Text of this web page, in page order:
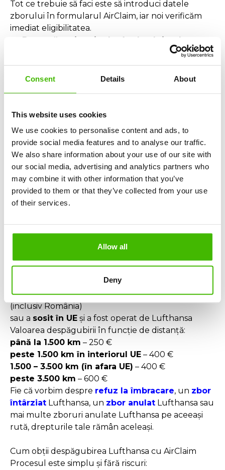
Consent Details About
This website uses cookies
We use cookies to personalise content and ads, to
provide social media features and to analyse our traffic.
We also share information about your use of our site with
our social media, advertising and analytics partners who
may combine it with other information that you’ve
provided to them or that they’ve collected from your use
of their services.
Allow all
Deny
Tot ce trebuie să faci este să introduci datele
zborului în formularul AirClaim, iar noi verificăm
imediat eligibilitatea.
Durează mai puțin decât check-in-ul.
Zbor Lufthansa anulat? Iată ce drepturi ai
Dacă a avut loc o
anulare de zbor Lufthansacu
despăgubiri Lufthansa de până la 600 €
reprogramare gratuită
Chiar dacă ți s-a oferit un zbor alternativ, poți primi
compensație dacă ai ajuns la destinație cu o
întârziere semnificativă.
Ai dreptul la despăgubire dacă:
ai fost informat târziu despre anulare
(vreme extremă, ATC etc.)
Ce zboruri Lufthansa sunt eligibile pentru
compensații?
Poți solicita despăgubiri dacă:
zborul aplecat dintr-un aeroport din UE
(inclusiv România)
sau a sosit în UE și a fost operat de Lufthansa
Valoarea despăgubirii în funcție de distanță:
până la 1.500 km – 250 €
peste 1.500 km în interiorul UE – 400 €
1.500 – 3.500 km (în afara UE) – 400 €
peste 3.500 km – 600 €
Fie că vorbim despre refuz la îmbracare, un zbor
întârziat Lufthansa, un zbor anulat Lufthansa sau
mai multe zboruri anulate Lufthansa pe aceeași
rută, drepturile tale rămân aceleași.
Cum obții despăgubirea Lufthansa cu AirClaim
Procesul este simplu și fără riscuri: